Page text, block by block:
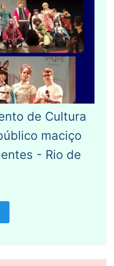
de Cultura
maciço
- Rio de